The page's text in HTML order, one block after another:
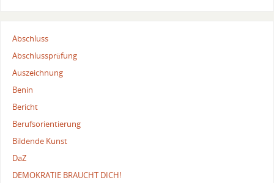
Abschluss
Abschlussprüfung
Auszeichnung
Benin
Bericht
Berufsorientierung
Bildende Kunst
DaZ
DEMOKRATIE BRAUCHT DICH!